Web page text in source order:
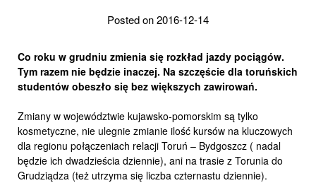
Posted on 2016-12-14
Co roku w grudniu zmienia się rozkład jazdy pociągów.
Tym razem nie będzie inaczej. Na szczęście dla toruńskich
studentów obeszło się bez większych zawirowań.
Zmiany w województwie kujawsko-pomorskim są tylko
kosmetyczne, nie ulegnie zmianie ilość kursów na kluczowych
dla regionu połączeniach relacji Toruń – Bydgoszcz ( nadal
będzie ich dwadzieścia dziennie), ani na trasie z Torunia do
Grudziądza (też utrzyma się liczba czternastu dziennie).